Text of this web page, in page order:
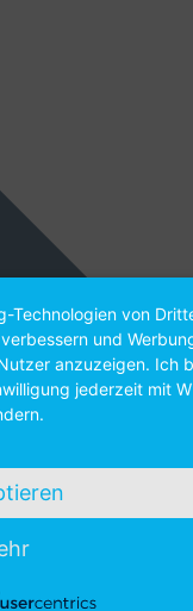
Technologien von
und
anzuzeigen. Ich
jederzeit mit